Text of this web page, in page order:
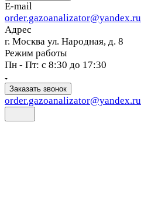
E-mail
order.gazoanalizator@yandex.ru
Адрес
г. Москва ул. Народная, д. 8
Режим работы
Пн - Пт: с 8:30 до 17:30
Заказать звонок
order.gazoanalizator@yandex.ru